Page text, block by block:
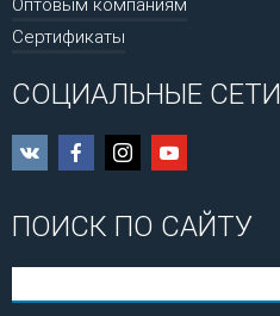
Сертификаты
СОЦИАЛЬНЫЕ СЕТИ
ПОИСК ПО САЙТУ